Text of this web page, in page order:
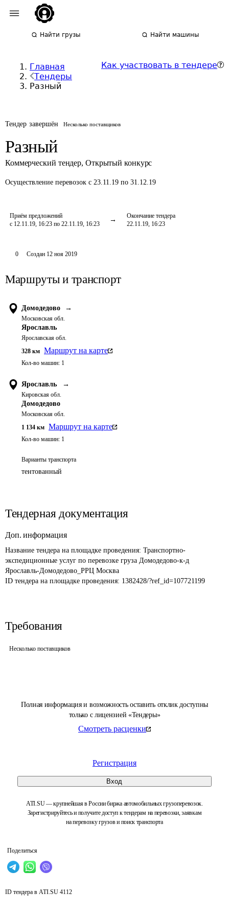
Найти грузы Найти машины
Главная
Тендеры
Разный
Как участвовать в тендере
Тендер завершён Несколько поставщиков
Разный
Коммерческий тендер, Открытый конкурс
Осуществление перевозок с 23.11.19 по 31.12.19
Приём предложений
с 12.11.19, 16:23 по 22.11.19, 16:23
Окончание тендера
22.11.19, 16:23
Полная информация и возможность оставить отклик доступны
только с лицензией «Тендеры»
Смотреть расценки
Регистрация
Вход
ATI.SU — крупнейшая в России биржа автомобильных грузоперевозок.
Зарегистрируйтесь и получите доступ к тендерам на перевозки, заявкам
на перевозку грузов и поиск транспорта
Поделиться
0 Создан 12 ноя 2019
Маршруты и транспорт
Домодедово →
Московская обл.
Ярославль
Ярославская обл.
328 км Маршрут на карте
Кол-во машин: 1
Ярославль →
Кировская обл.
Домодедово
Московская обл.
1 134 км Маршрут на карте
Кол-во машин: 1
Варианты транспорта
тентованный
Тендерная документация
Доп. информация
Название тендера на площадке проведения: Транспортно-
экспедиционные услуг по перевозке груза Домодедово-к-д
Ярославль-Домодедово_РРЦ Москва
ID тендера на площадке проведения: 1382428/?ref_id=107721199
Требования
Несколько поставщиков
ID тендера в ATI.SU 4112